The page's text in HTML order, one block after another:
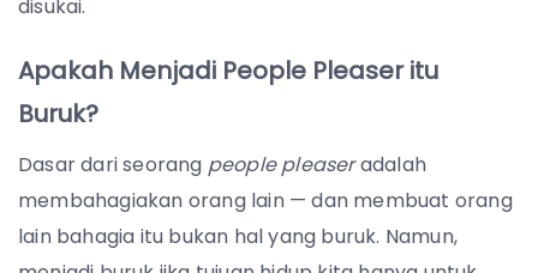
disukai.
Apakah Menjadi People Pleaser itu
Buruk?
Dasar dari seorang people pleaseradalah
membahagiakan orang lain — dan membuat orang
lain bahagia itu bukan hal yang buruk. Namun,